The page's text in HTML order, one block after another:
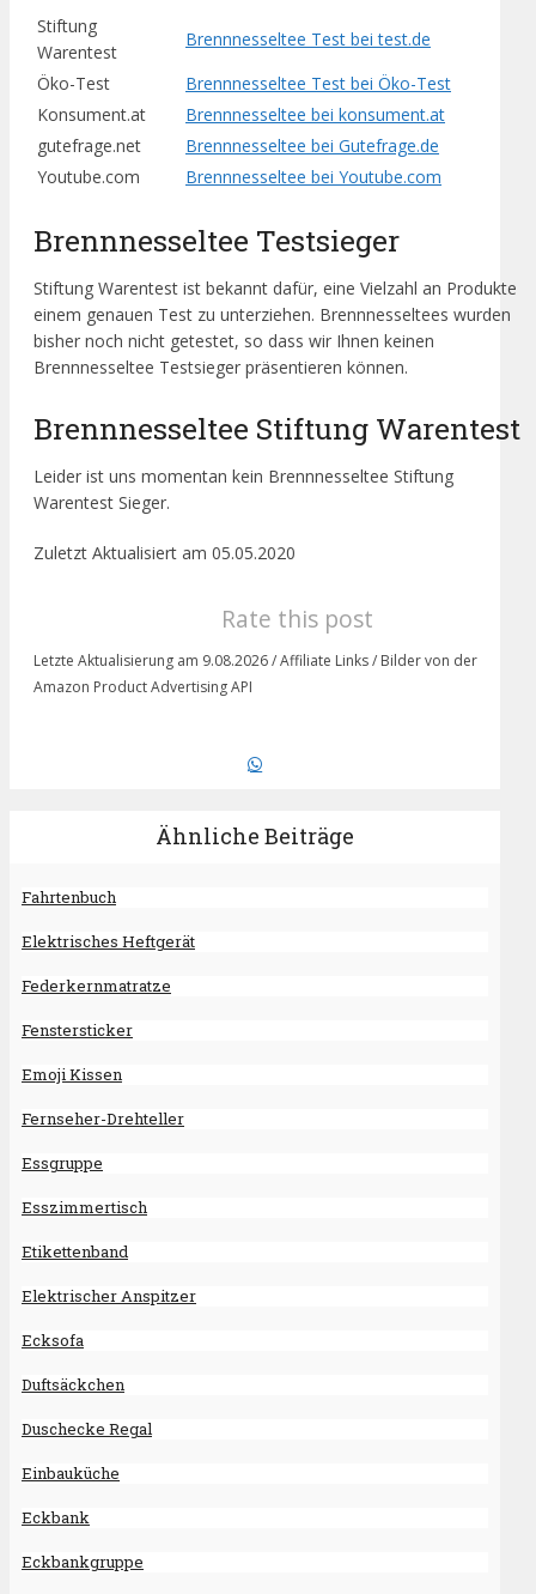
Stiftung
Warentest
Brennnesseltee Test bei test.de
Öko-Test
Brennnesseltee Test bei Öko-Test
Konsument.at
Brennnesseltee bei konsument.at
gutefrage.net
Brennnesseltee bei Gutefrage.de
Youtube.com
Brennnesseltee bei Youtube.com
Brennnesseltee Testsieger
Stiftung Warentest ist bekannt dafür, eine Vielzahl an Produkte
einem genauen Test zu unterziehen. Brennnesseltees wurden
bisher noch nicht getestet, so dass wir Ihnen keinen
Brennnesseltee Testsieger präsentieren können.
Brennnesseltee Stiftung Warentest
Leider ist uns momentan kein Brennnesseltee Stiftung
Warentest Sieger.
Zuletzt Aktualisiert am 05.05.2020
Rate this post
Letzte Aktualisierung am 9.08.2026 / Affiliate Links / Bilder von der
Amazon Product Advertising API
Ähnliche Beiträge
Fahrtenbuch
Elektrisches Heftgerät
Federkernmatratze
Fenstersticker
Emoji Kissen
Fernseher-Drehteller
Essgruppe
Esszimmertisch
Etikettenband
Elektrischer Anspitzer
Ecksofa
Duftsäckchen
Duschecke Regal
Einbauküche
Eckbank
Eckbankgruppe